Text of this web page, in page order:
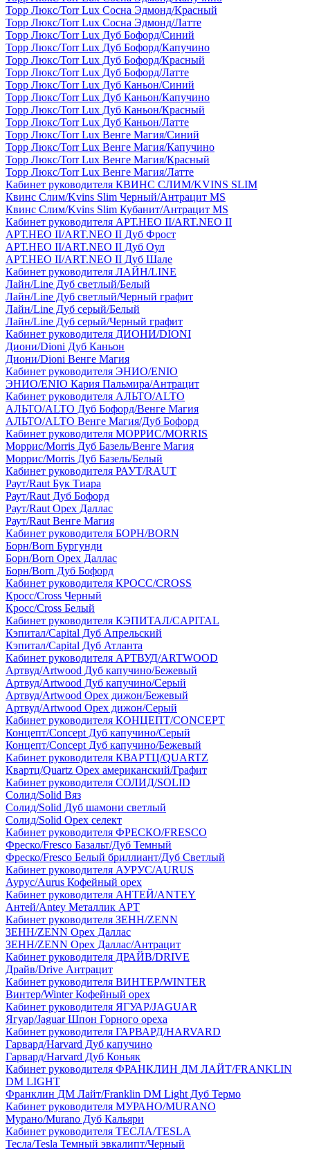
Торр Люкс/Torr Lux Сосна Эдмонд/Красный
Торр Люкс/Torr Lux Сосна Эдмонд/Латте
Торр Люкс/Torr Lux Дуб Бофорд/Синий
Торр Люкс/Torr Lux Дуб Бофорд/Капучино
Торр Люкс/Torr Lux Дуб Бофорд/Красный
Торр Люкс/Torr Lux Дуб Бофорд/Латте
Торр Люкс/Torr Lux Дуб Каньон/Синий
Торр Люкс/Torr Lux Дуб Каньон/Капучино
Торр Люкс/Torr Lux Дуб Каньон/Красный
Торр Люкс/Torr Lux Дуб Каньон/Латте
Торр Люкс/Torr Lux Венге Магия/Синий
Торр Люкс/Torr Lux Венге Магия/Капучино
Торр Люкс/Torr Lux Венге Магия/Красный
Торр Люкс/Torr Lux Венге Магия/Латте
Кабинет руководителя КВИНС СЛИМ/KVINS SLIM
Квинс Слим/Kvins Slim Черный/Антрацит MS
Квинс Слим/Kvins Slim Кубанит/Антрацит MS
Кабинет руководителя АРТ.НЕО II/ART.NEO II
АРТ.НЕО II/ART.NEO II Дуб Фрост
АРТ.НЕО II/ART.NEO II Дуб Оул
АРТ.НЕО II/ART.NEO II Дуб Шале
Кабинет руководителя ЛАЙН/LINE
Лайн/Line Дуб светлый/Белый
Лайн/Line Дуб светлый/Черный графит
Лайн/Line Дуб серый/Белый
Лайн/Line Дуб серый/Черный графит
Кабинет руководителя ДИОНИ/DIONI
Диони/Dioni Дуб Каньон
Диони/Dioni Венге Магия
Кабинет руководителя ЭНИО/ENIO
ЭНИО/ENIO Кария Пальмира/Антрацит
Кабинет руководителя АЛЬТО/ALTO
АЛЬТО/ALTO Дуб Бофорд/Венге Магия
АЛЬТО/ALTO Венге Магия/Дуб Бофорд
Кабинет руководителя МОРРИС/MORRIS
Моррис/Morris Дуб Базель/Венге Магия
Моррис/Morris Дуб Базель/Белый
Кабинет руководителя РАУТ/RAUT
Раут/Raut Бук Тиара
Раут/Raut Дуб Бофорд
Раут/Raut Орех Даллас
Раут/Raut Венге Магия
Кабинет руководителя БОРН/BORN
Борн/Born Бургунди
Борн/Born Орех Даллас
Борн/Born Дуб Бофорд
Кабинет руководителя КРОСС/CROSS
Кросс/Cross Черный
Кросс/Cross Белый
Кабинет руководителя КЭПИТАЛ/CAPITAL
Кэпитал/Capital Дуб Апрельский
Кэпитал/Capital Дуб Атланта
Кабинет руководителя АРТВУД/ARTWOOD
Артвуд/Artwood Дуб капучино/Бежевый
Артвуд/Artwood Дуб капучино/Серый
Артвуд/Artwood Орех дижон/Бежевый
Артвуд/Artwood Орех дижон/Серый
Кабинет руководителя КОНЦЕПТ/CONCEPT
Концепт/Concept Дуб капучино/Серый
Концепт/Concept Дуб капучино/Бежевый
Кабинет руководителя КВАРТЦ/QUARTZ
Квартц/Quartz Орех американский/Графит
Кабинет руководителя СОЛИД/SOLID
Солид/Solid Вяз
Солид/Solid Дуб шамони светлый
Солид/Solid Орех селект
Кабинет руководителя ФРЕСКО/FRESCO
Фреско/Fresco Базальт/Дуб Темный
Фреско/Fresco Белый бриллиант/Дуб Светлый
Кабинет руководителя АУРУС/AURUS
Аурус/Aurus Кофейный орех
Кабинет руководителя АНТЕЙ/ANTEY
Антей/Antey Металлик АРТ
Кабинет руководителя ЗЕНН/ZENN
ЗЕНН/ZENN Орех Даллас
ЗЕНН/ZENN Орех Даллас/Антрацит
Кабинет руководителя ДРАЙВ/DRIVE
Драйв/Drive Антрацит
Кабинет руководителя ВИНТЕР/WINTER
Винтер/Winter Кофейный орех
Кабинет руководителя ЯГУАР/JAGUAR
Ягуар/Jaguar Шпон Горного ореха
Кабинет руководителя ГАРВАРД/HARVARD
Гарвард/Harvard Дуб капучино
Гарвард/Harvard Дуб Коньяк
Кабинет руководителя ФРАНКЛИН ДМ ЛАЙТ/FRANKLIN
DM LIGHT
Франклин ДМ Лайт/Franklin DM Light Дуб Термо
Кабинет руководителя МУРАНО/MURANO
Мурано/Murano Дуб Кальяри
Кабинет руководителя ТЕСЛА/TESLA
Тесла/Tesla Темный эвкалипт/Черный